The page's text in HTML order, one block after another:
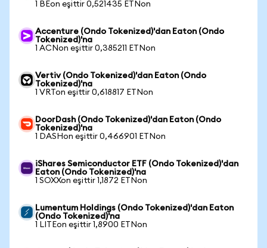
1 BEon eşittir 0,521435 ETNon
Accenture (Ondo Tokenized)'dan Eaton (Ondo
Tokenized)'na
1 ACNon eşittir 0,385211 ETNon
Vertiv (Ondo Tokenized)'dan Eaton (Ondo
Tokenized)'na
1 VRTon eşittir 0,618817 ETNon
DoorDash (Ondo Tokenized)'dan Eaton (Ondo
Tokenized)'na
1 DASHon eşittir 0,466901 ETNon
iShares Semiconductor ETF (Ondo Tokenized)'dan
Eaton (Ondo Tokenized)'na
1 SOXXon eşittir 1,1872 ETNon
Lumentum Holdings (Ondo Tokenized)'dan Eaton
(Ondo Tokenized)'na
1 LITEon eşittir 1,8900 ETNon